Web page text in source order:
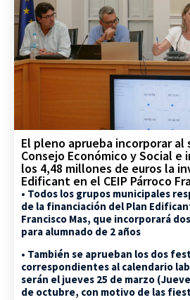
El pleno aprueba incorporar al
Consejo Económico y Social
los 4,48 millones de euros la
Edificant en el CEIP Párroco
• Todos los grupos municipales
de la financiación del Plan
Francisco Mas, que incorporará
para alumnado de 2 años
• También se aprueban los dos
correspondientes al calendario
serán el jueves 25 de marzo
de octubre, con motivo de las